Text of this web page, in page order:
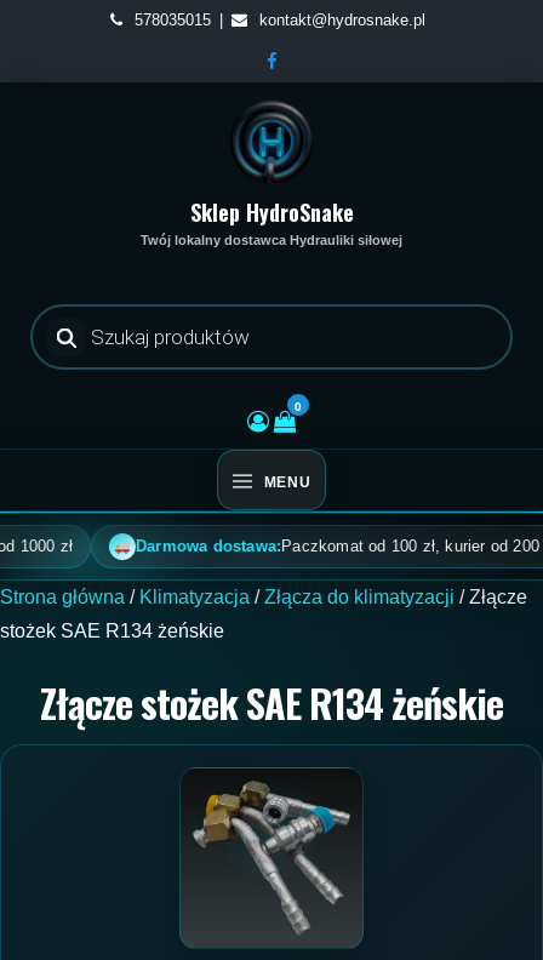
content
578035015 kontakt@hydrosnake.pl
Sklep HydroSnake
Twój lokalny dostawca Hydrauliki siłowej
Wyszukiwarka
produktów
0
MENU
zł Darmowa dostawa:Paczkomat od 100 zł, kurier od 200 zł,
Strona główna / Klimatyzacja /Złącza do klimatyzacji / Złącze
stożek SAE R134 żeńskie
Złącze stożek SAE R134 żeńskie